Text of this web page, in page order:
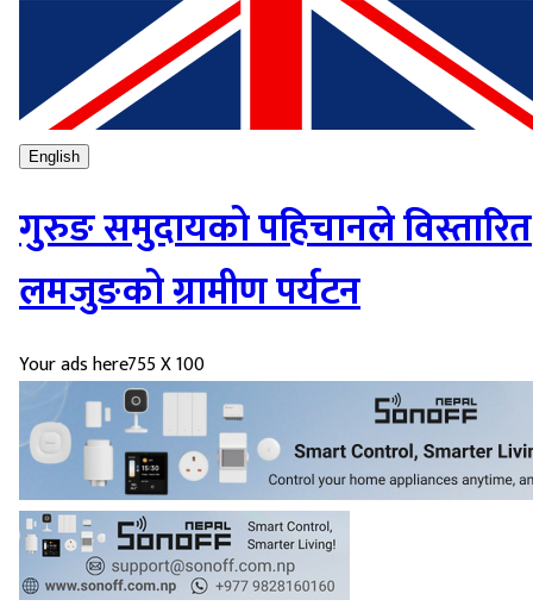
English
गुरुङ समुदायको पहिचानले विस्तारित
लमजुङको ग्रामीण पर्यटन
Your ads here755 X 100